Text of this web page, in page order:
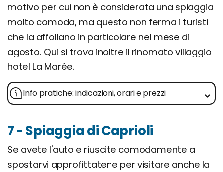
motivo per cui non è considerata una spiaggia
molto comoda, ma questo non ferma i turisti
che la affollano in particolare nel mese di
agosto. Qui si trova inoltre il rinomato villaggio
hotel La Marée.
Info pratiche: indicazioni, orari e prezzi
7 - Spiaggia di Caprioli
Se avete l'auto e riuscite comodamente a
spostarvi approfittatene per visitare anche la